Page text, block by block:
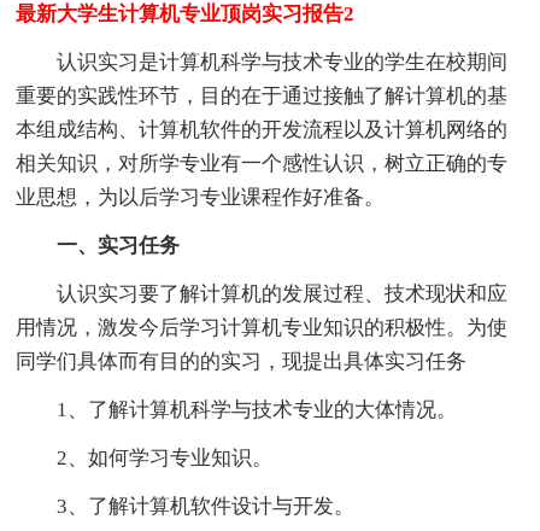
最新大学生计算机专业顶岗实习报告2
认识实习是计算机科学与技术专业的学生在校期间
重要的实践性环节，目的在于通过接触了解计算机的基
本组成结构、计算机软件的开发流程以及计算机网络的
相关知识，对所学专业有一个感性认识，树立正确的专
业思想，为以后学习专业课程作好准备。
一、实习任务
认识实习要了解计算机的发展过程、技术现状和应
用情况，激发今后学习计算机专业知识的积极性。为使
同学们具体而有目的的实习，现提出具体实习任务
1、了解计算机科学与技术专业的大体情况。
2、如何学习专业知识。
3、了解计算机软件设计与开发。